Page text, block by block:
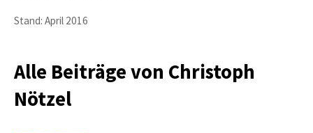
Stand: April 2016
Alle Beiträge von Christoph
Nötzel